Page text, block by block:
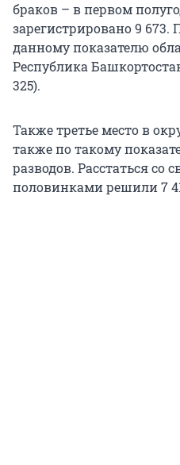
браков – в первом
зарегистрировано 9
данному показателю
Республика
325).
Также третье место в
также по такому
разводов. Расстаться
половинками решили 7